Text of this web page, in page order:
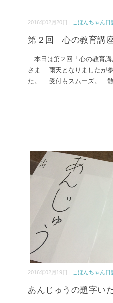
2016年02月20日 | こぼんちゃん日
第２回「心の教育講座
本日は第２回「心の教育
さま 雨天となりましたが参
た。 受付もスムーズ。 散
2016年02月19日 | こぼんちゃん日
あんじゅうの題字い